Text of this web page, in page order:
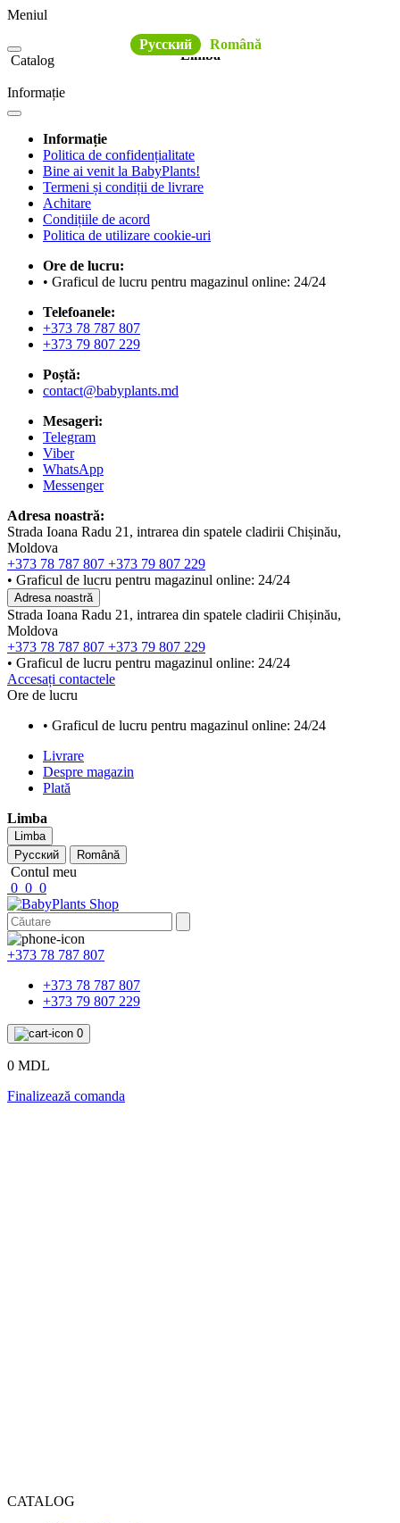
Meniul
Limba
Русский
Română
Catalog
Informație
Informație
Politica de confidențialitate
Bine ai venit la BabyPlants!
Termeni și condiții de livrare
Achitare
Condițiile de acord
Politica de utilizare cookie-uri
Ore de lucru:
• Graficul de lucru pentru magazinul online: 24/24
Telefoanele:
+373 78 787 807
+373 79 807 229
Poștă:
contact@babyplants.md
Mesageri:
Telegram
Viber
WhatsApp
Messenger
Adresa noastră:
Strada Ioana Radu 21, intrarea din spatele cladirii Chișinău,
Moldova
+373 78 787 807 +373 79 807 229
• Graficul de lucru pentru magazinul online: 24/24
Adresa noastră
Strada Ioana Radu 21, intrarea din spatele cladirii Chișinău,
Moldova
+373 78 787 807 +373 79 807 229
• Graficul de lucru pentru magazinul online: 24/24
Accesați contactele
Ore de lucru
• Graficul de lucru pentru magazinul online: 24/24
Livrare
Despre magazin
Plată
Limba
Limba
Русский
Română
Contul meu
0 0 0
+373 78 787 807
+373 78 787 807
+373 79 807 229
0
0 MDL
Finalizează comanda
CATALOG